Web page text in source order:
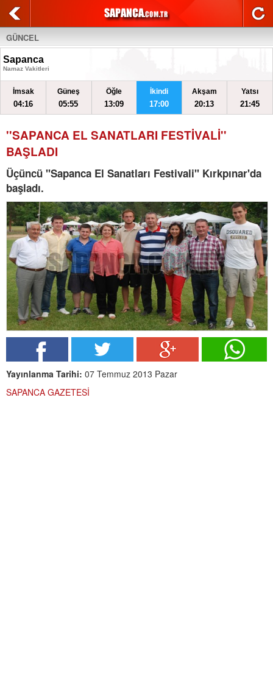
GÜNCEL
Sapanca
Namaz Vakitleri
İmsak
04:16
Güneş
05:55
Öğle
13:09
İkindi
17:00
Akşam
20:13
Yatsı
21:45
''SAPANCA EL SANATLARI FESTİVALİ''
BAŞLADI
Üçüncü "Sapanca El Sanatları Festivali" Kırkpınar'da
başladı.
Yayınlanma Tarihi: 07 Temmuz 2013 Pazar
SAPANCA GAZETESİ